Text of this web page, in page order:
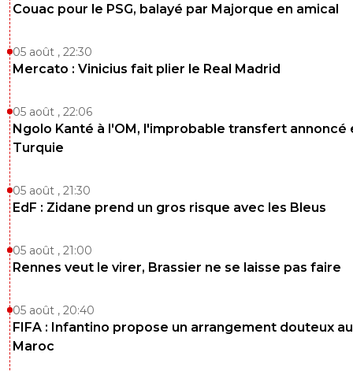
Couac pour le PSG, balayé par Majorque en amical
05 août , 22:30
Mercato : Vinicius fait plier le Real Madrid
05 août , 22:06
Ngolo Kanté à l'OM, l'improbable transfert annoncé
Turquie
05 août , 21:30
EdF : Zidane prend un gros risque avec les Bleus
05 août , 21:00
Rennes veut le virer, Brassier ne se laisse pas faire
05 août , 20:40
FIFA : Infantino propose un arrangement douteux au
Maroc